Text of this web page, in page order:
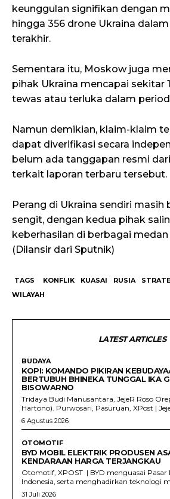
keunggulan signifikan dengan
hingga 356 drone Ukraina
terakhir.
Sementara itu, Moskow juga
pihak Ukraina mencapai sekitar
tewas atau terluka dalam
Namun demikian, klaim-klaim
dapat diverifikasi secara
belum ada tanggapan resmi
terkait laporan terbaru tersebut.
Perang di Ukraina sendiri masih
sengit, dengan kedua pihak
keberhasilan di berbagai
(Dilansir dari Sputnik)
TAGS KONFLIK KUASAI RUSIA
WILAYAH
LATEST ARTICLES
BUDAYA
KOPI: KOMANDO PIKIRAN
BERTUBUH BHINEKA TUNGGAL IKA
BISOWARNO
Tridaya Budi Manusantara, JejeR Roso
Hartono). Purwosari, Pasuruan, XPost |
6 Agustus 2026
OTOMOTIF
BYD MOBIL ELEKTRIK PRODUSEN
KENDARAAN HARGA TERJANGKAU
Otomotif, XPOST | BYD menguasai Pasar
Indonesia, serta menghadirkan teknologi
31 Juli 2026